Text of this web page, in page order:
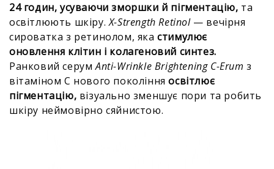
24 годин, усуваючи зморшки й пігментацію, та
освітлюють шкіру.X-Strength Retinol— вечірня
сироватка з ретинолом, яка стимулює
оновлення клітин і колагеновий синтез.
Ранковий серумAnti-Wrinkle Brightening C-Erum з
вітаміном C нового поколінняосвітлює
пігментацію, візуально зменшує пори та робить
шкіру неймовірно сяйнистою.